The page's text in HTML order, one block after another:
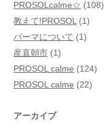
PROSOLcalme☆ (108)
教えて!PROSOL (1)
パーマについて (1)
産直朝市 (1)
PROSOL calme (124)
PROSOL calme (22)
アーカイブ